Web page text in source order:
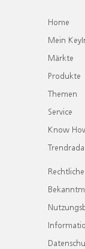
Home
Mein
Märkte
Produkte
Themen
Service
Know